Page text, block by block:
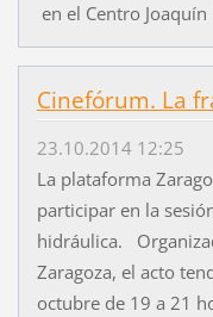
en el Centro Joaquín
Cinefórum. La
23.10.2014 12:25
La plataforma
participar en la
hidráulica.
Zaragoza, el acto
octubre de 19 a 21